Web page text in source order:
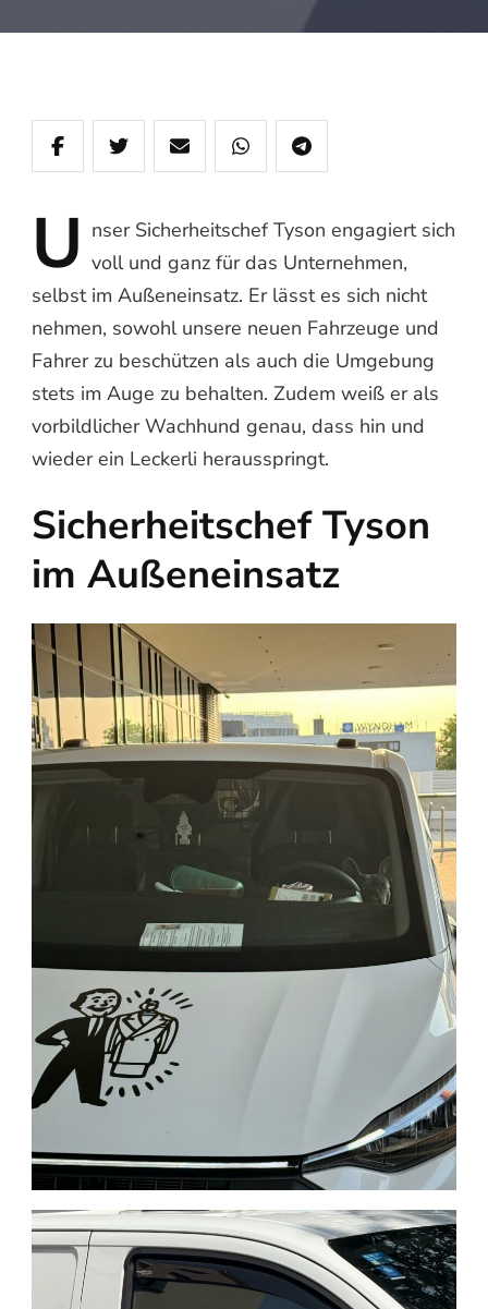
U nserSicherheitschef Tyson engagiert sich
voll und ganz für das Unternehmen,
selbst im Außeneinsatz. Er lässt es sich nicht
nehmen, sowohl unsere neuen Fahrzeuge und
Fahrer zu beschützen als auch die Umgebung
stets im Auge zu behalten. Zudem weiß er als
vorbildlicher Wachhund genau, dass hin und
wieder ein Leckerli herausspringt.
Sicherheitschef Tyson
im Außeneinsatz